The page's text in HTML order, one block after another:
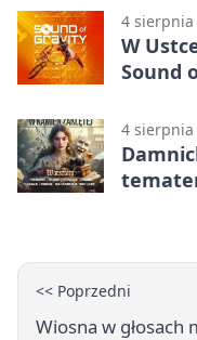
4 sierpnia
W
Sound
4 sierpnia
<< Poprzedni
Wiosna w głosach